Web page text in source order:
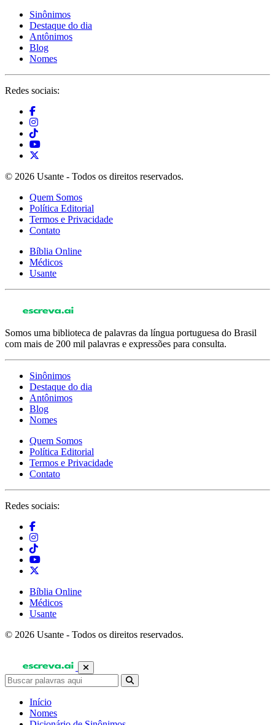
Sinônimos
Destaque do dia
Antônimos
Blog
Nomes
Redes sociais:
© 2026 Usante - Todos os direitos reservados.
Quem Somos
Política Editorial
Termos e Privacidade
Contato
Bíblia Online
Médicos
Usante
Somos uma biblioteca de palavras da língua portuguesa do Brasil
com mais de 200 mil palavras e expressões para consulta.
Sinônimos
Destaque do dia
Antônimos
Blog
Nomes
Quem Somos
Política Editorial
Termos e Privacidade
Contato
Redes sociais:
Bíblia Online
Médicos
Usante
© 2026 Usante - Todos os direitos reservados.
Início
Nomes